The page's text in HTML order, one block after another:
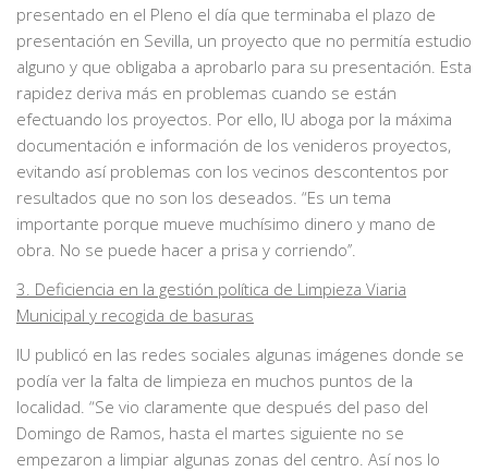
presentado en el Pleno el día que terminaba el plazo de
presentación en Sevilla, un proyecto que no permitía estudio
alguno y que obligaba a aprobarlo para su presentación. Esta
rapidez deriva más en problemas cuando se están
efectuando los proyectos. Por ello, IU aboga por la máxima
documentación e información de los venideros proyectos,
evitando así problemas con los vecinos descontentos por
resultados que no son los deseados. “Es un tema
importante porque mueve muchísimo dinero y mano de
obra. No se puede hacer a prisa y corriendo’’.
3. Deficiencia en la gestión política de Limpieza Viaria
Municipal y recogida de basuras
IU publicó en las redes sociales algunas imágenes donde se
podía ver la falta de limpieza en muchos puntos de la
localidad. “Se vio claramente que después del paso del
Domingo de Ramos, hasta el martes siguiente no se
empezaron a limpiar algunas zonas del centro. Así nos lo